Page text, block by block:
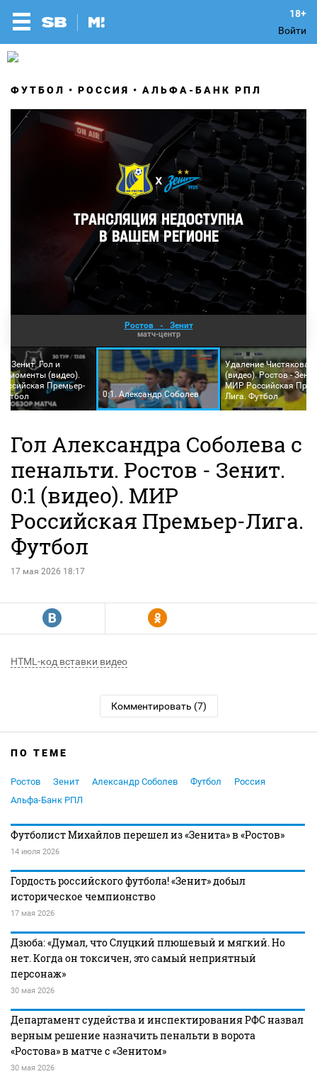
Войти
ФУТБОЛ РОССИЯ АЛЬФА-БАНК РПЛ
Ростов - Зенит
матч-центр
- Зенит. Гол и
моменты (видео).
Премьер-
0:1. Александр Соболев
Удаление Чистякова
(видео). Ростов -
МИР Российская
Лига. Футбол
Гол Александра Соболева с
пенальти. Ростов - Зенит.
0:1 (видео). МИР
Российская Премьер-Лига.
Футбол
17 мая 2026 18:17
R Y
HTML-код вставки видео
Комментировать (7)
ПО ТЕМЕ
Ростов Зенит Александр Соболев Футбол
Россия
Альфа-Банк РПЛ
Футболист Михайлов перешел из «Зенита» в «Ростов»
14 июля 2026
Гордость российского футбола! «Зенит» добыл
историческое чемпионство
17 мая 2026
Дзюба: «Думал, что Слуцкий плюшевый и мягкий. Но
нет. Когда он токсичен, это самый неприятный
персонаж»
30 мая 2026
Департамент судейства и инспектирования РФС назвал
верным решение назначить пенальти в ворота
«Ростова» в матче с «Зенитом»
30 мая 2026